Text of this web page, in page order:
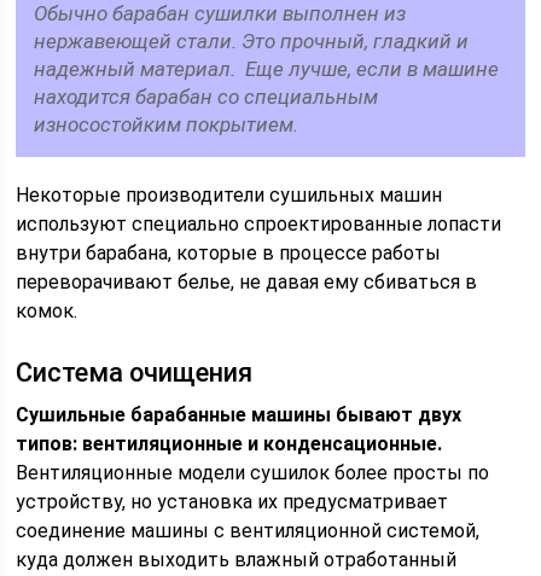
Обычно барабан сушилки выполнен из
нержавеющей стали. Это прочный, гладкий и
надежный материал. Еще лучше, если в машине
находится барабан со специальным
износостойким покрытием.
Некоторые производители сушильных машин
используют специально спроектированные лопасти
внутри барабана, которые в процессе работы
переворачивают белье, не давая ему сбиваться в
комок.
Система очищения
Сушильные барабанные машины бывают двух
типов: вентиляционные и конденсационные.
Вентиляционные модели сушилок более просты по
устройству, но установка их предусматривает
соединение машины с вентиляционной системой,
куда должен выходить влажный отработанный